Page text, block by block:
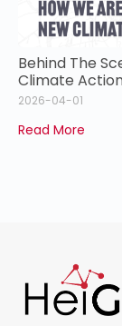
Behind The
Climate
2026-04-01
Read More